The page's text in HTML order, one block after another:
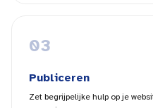
03
Publiceren
Zet begrijpelijke hulp op je